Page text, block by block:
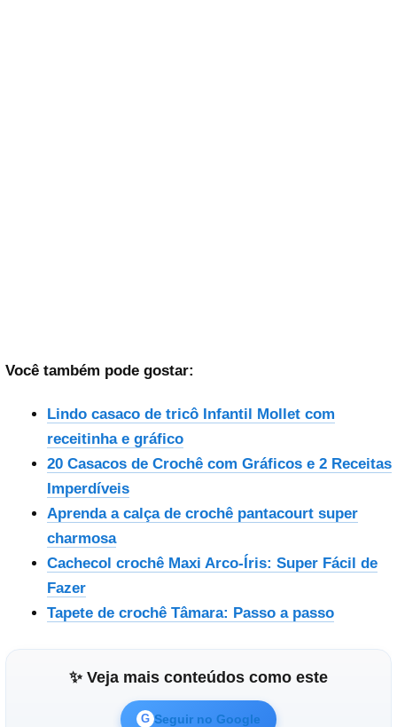
Você também pode gostar:
Lindo casaco de tricô Infantil Mollet com
receitinha e gráfico
20 Casacos de Crochê com Gráficos e 2 Receitas
Imperdíveis
Aprenda a calça de crochê pantacourt super
charmosa
Cachecol crochê Maxi Arco-Íris: Super Fácil de
Fazer
Tapete de crochê Tâmara: Passo a passo
✨ Veja mais conteúdos como este
G Seguir no Google